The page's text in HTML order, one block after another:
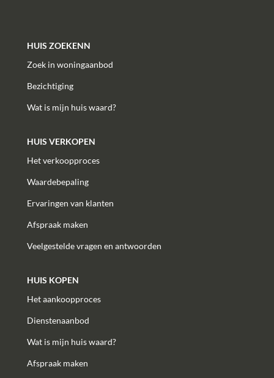
HUIS ZOEKENN
Zoek in woningaanbod
Bezichtiging
Wat is mijn huis waard?
HUIS VERKOPEN
Het verkoopproces
Waardebepaling
Ervaringen van klanten
Afspraak maken
Veelgestelde vragen en antwoorden
HUIS KOPEN
Het aankoopproces
Dienstenaanbod
Wat is mijn huis waard?
Afspraak maken